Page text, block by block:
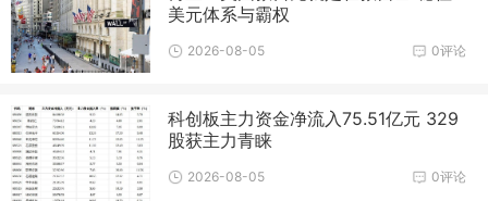
美元体系与霸权
0评论
2026-08-05
科创板主力资金净流入75.51亿元 329
股获主力青睐
0评论
2026-08-05